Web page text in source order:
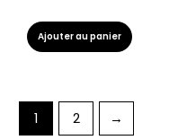
Ajouter au panier
1 2 →